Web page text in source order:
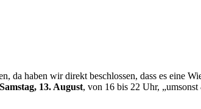
haben wir direkt beschlossen, dass es eine
Samstag, 13. August, von 16 bis 22 Uhr,